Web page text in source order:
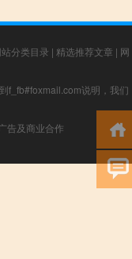
分类目录 | 精选推荐文章 | 网
f_fb#foxmail.com说明，我们
告及商业合作